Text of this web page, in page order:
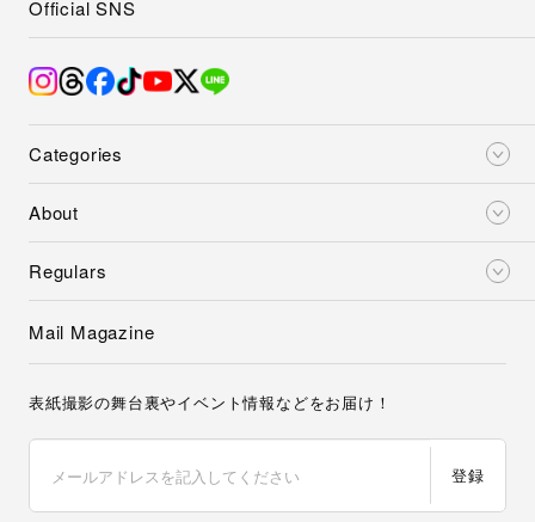
Categories
About
Regulars
Official SNS
Mail Magazine
表紙撮影の舞台裏やイベント情報などをお届け！
登録